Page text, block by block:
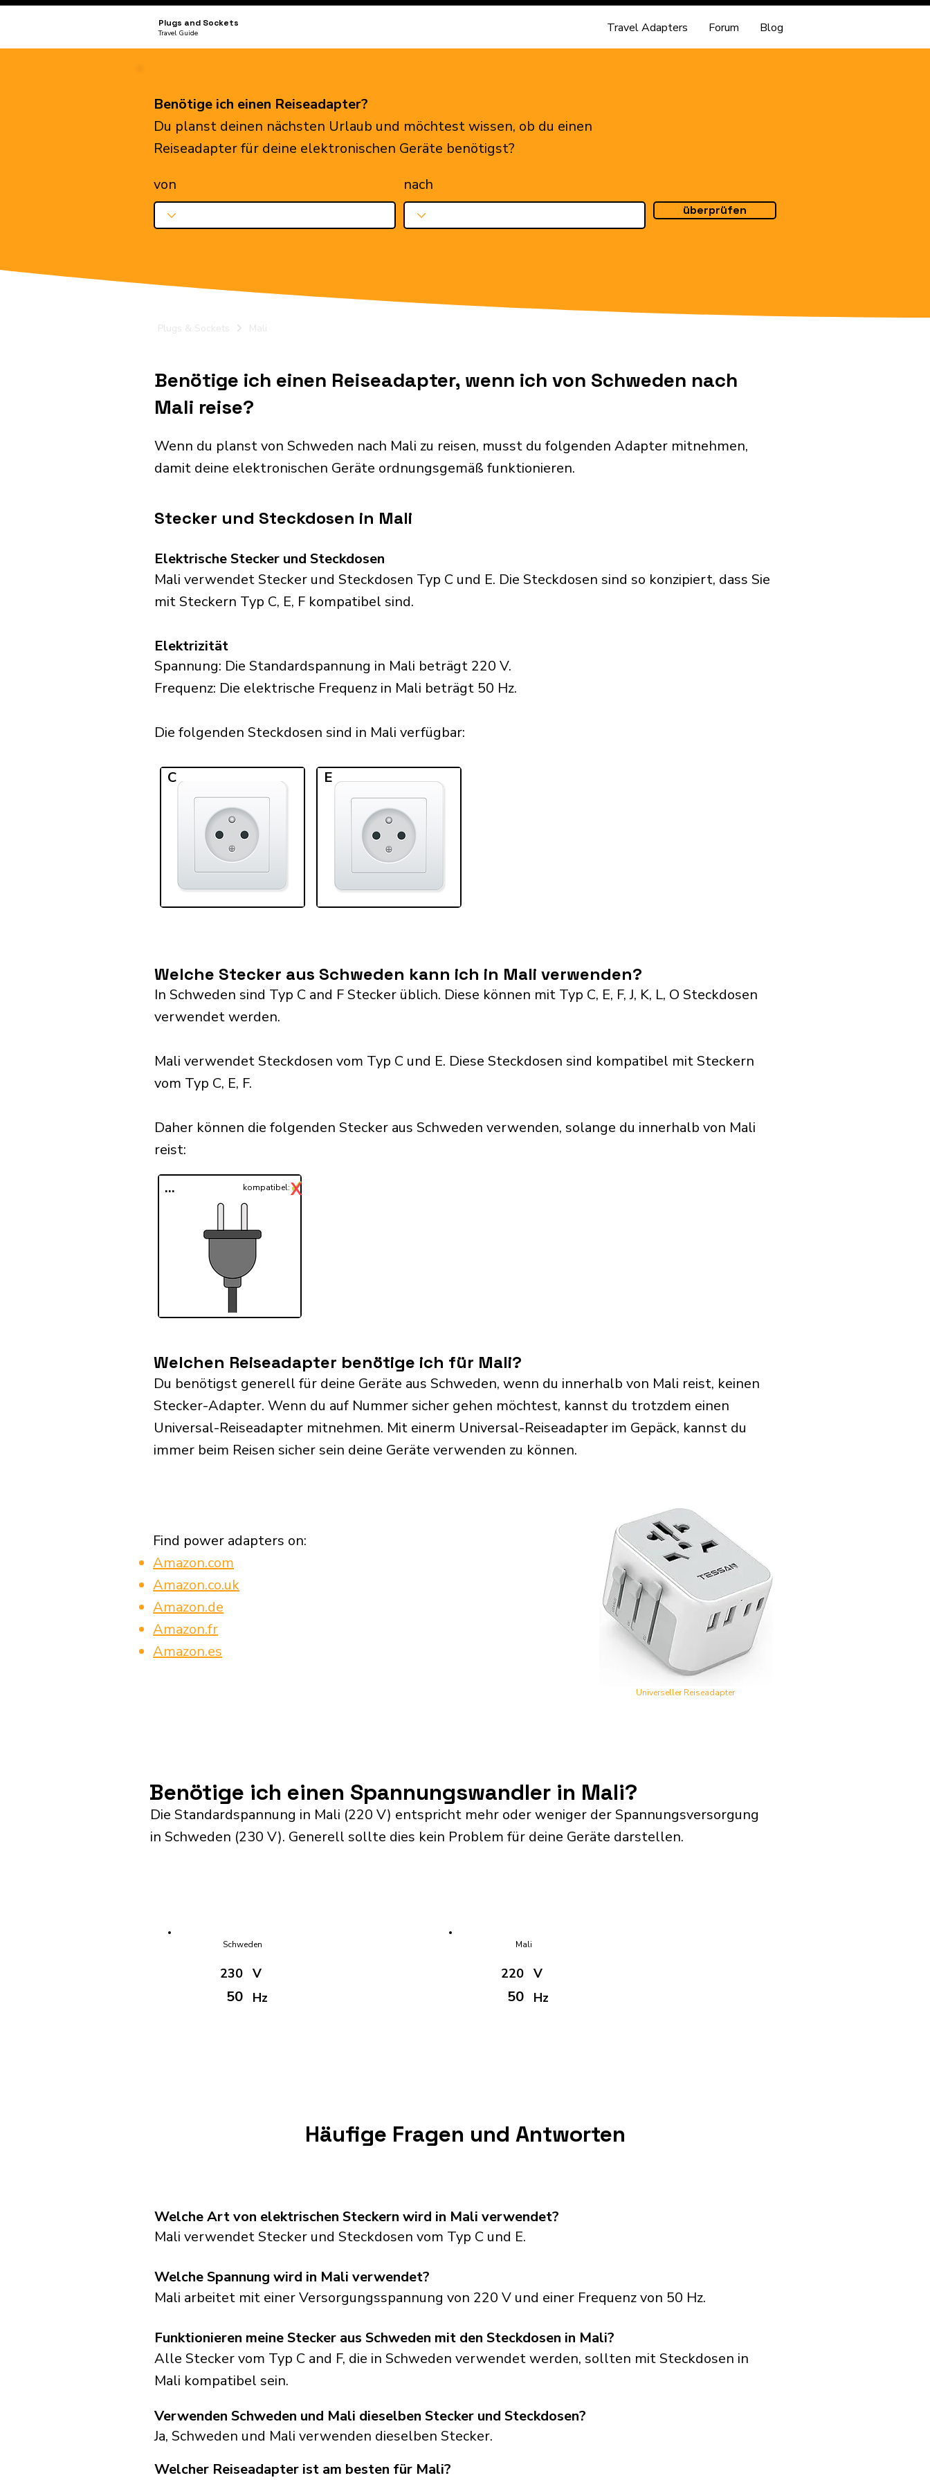
Plugs and Sockets
Travel Guide Travel Adapters Forum Blog
Benötige ich einen Reiseadapter?
Du planst deinen nächsten Urlaub und möchtest wissen, ob du einen
Reiseadapter für deine elektronischen Geräte benötigst?
von
nach
überprüfen
Plugs & Sockets Mali
Benötige ich einen Reiseadapter, wenn ich von Schweden nach
Mali reise?
Wenn du planst von Schweden nach Mali zu reisen, musst du folgenden Adapter mitnehmen,
damit deine elektronischen Geräte ordnungsgemäß funktionieren.
Stecker und Steckdosen in Mali
Elektrische Stecker und Steckdosen
Mali verwendet Stecker und Steckdosen Typ C und E. Die Steckdosen sind so konzipiert, dass Sie
mit Steckern Typ C, E, F kompatibel sind.
Elektrizität
Spannung: Die Standardspannung in Mali beträgt 220 V.
Frequenz: Die elektrische Frequenz in Mali beträgt 50 Hz.
Die folgenden Steckdosen sind in Mali verfügbar:​
C E
Welche Stecker aus Schweden kann ich in Mali verwenden?
In Schweden sind Typ C and F Stecker üblich. Diese können mit Typ C, E, F, J, K, L, O Steckdosen
verwendet werden.
Mali verwendet Steckdosen vom Typ C und E. Diese Steckdosen sind kompatibel mit Steckern
vom Typ C, E, F.
Daher können die folgenden Stecker aus Schweden verwenden, solange du innerhalb von Mali
reist:​
... ✓
kompatibel:X
Welchen Reiseadapter benötige ich für Mali?
Du benötigst generell für deine Geräte aus Schweden, wenn du innerhalb von Mali reist, keinen
Stecker-Adapter. Wenn du auf Nummer sicher gehen möchtest, kannst du trotzdem einen
Universal-Reiseadapter mitnehmen. Mit einerm Universal-Reiseadapter im Gepäck, kannst du
immer beim Reisen sicher sein deine Geräte verwenden zu können.
Find power adapters on:
Amazon.com
Amazon.co.uk
Amazon.de
Amazon.fr
Amazon.es
Universeller Reiseadapter
Benötige ich einen Spannungswandler in Mali?
Die Standardspannung in Mali (220 V) entspricht mehr oder weniger der Spannungsversorgung
in Schweden (230 V). Generell sollte dies kein Problem für deine Geräte darstellen.
Schweden
230
50
V
Hz
Mali
220
50
V
Hz
Häufige Fragen und Antworten
Welche Art von elektrischen Steckern wird in Mali verwendet?
Mali verwendet Stecker und Steckdosen vom Typ C und E.
Welche Spannung wird in Mali verwendet?
Mali arbeitet mit einer Versorgungsspannung von 220 V und einer Frequenz von 50 Hz.
Funktionieren meine Stecker aus Schweden mit den Steckdosen in Mali?
Alle Stecker vom Typ C and F, die in Schweden verwendet werden, sollten mit Steckdosen in
Mali kompatibel sein.
Ja, Schweden und Mali verwenden dieselben Stecker.
Verwenden Schweden und Mali dieselben Stecker und Steckdosen?
Welcher Reiseadapter ist am besten für Mali?